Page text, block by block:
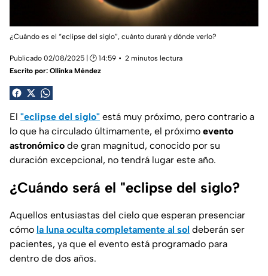
¿Cuándo es el “eclipse del siglo”, cuánto durará y dónde verlo?
Publicado 02/08/2025 | 🕑 14:59
2 minutos lectura
Escrito por: Ollinka Méndez
El "eclipse del siglo" está muy próximo, pero contrario a
lo que ha circulado últimamente, el próximo evento
astronómico de gran magnitud, conocido por su
duración excepcional, no tendrá lugar este año.
¿Cuándo será el "eclipse del siglo?
Aquellos entusiastas del cielo que esperan presenciar
cómo la luna oculta completamente al sol deberán ser
pacientes, ya que el evento está programado para
dentro de dos años.